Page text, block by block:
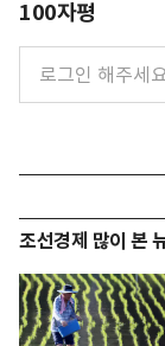
100자평
조선경제 많이 본